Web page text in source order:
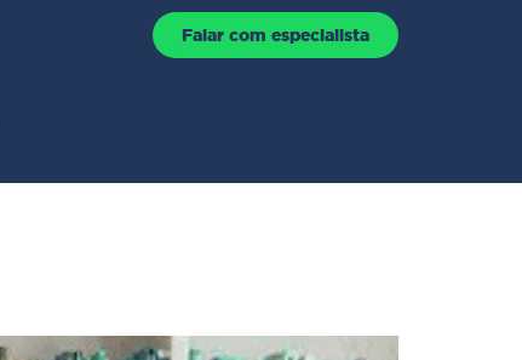
Falar com especialista